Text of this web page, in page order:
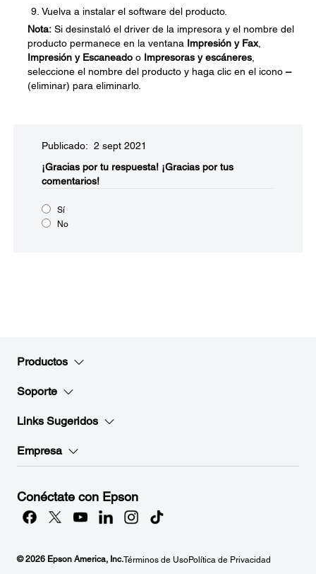
Vuelva a instalar el software del producto.
Nota: Si desinstaló el driver de la impresora y el nombre del
producto permanece en la ventana Impresión y Fax,
Impresión y Escaneado o Impresoras y escáneres
seleccione el nombre del producto y haga clic en el icono –
(eliminar) para eliminarlo.
Publicado: 2 sept 2021
¡Gracias por tu respuesta! ¡Gracias por tus
comentarios!
Sí
No
Productos
Soporte
Links Sugeridos
Empresa
Conéctate con Epson
© 2026 Epson America, Inc.Términos de UsoPolítica de Privacidad